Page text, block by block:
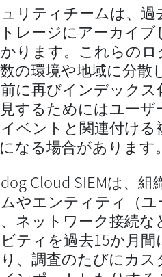
リティチームは、
レージにアーカイ
ります。これらの
の環境や地域に分
に再びインデック
するためにはユー
ベントと関連付け
なる場合があります。
Cloud SIEMは、
やエンティティ（
ネットワーク接続
ティを過去15か月
、調査のたびにカ